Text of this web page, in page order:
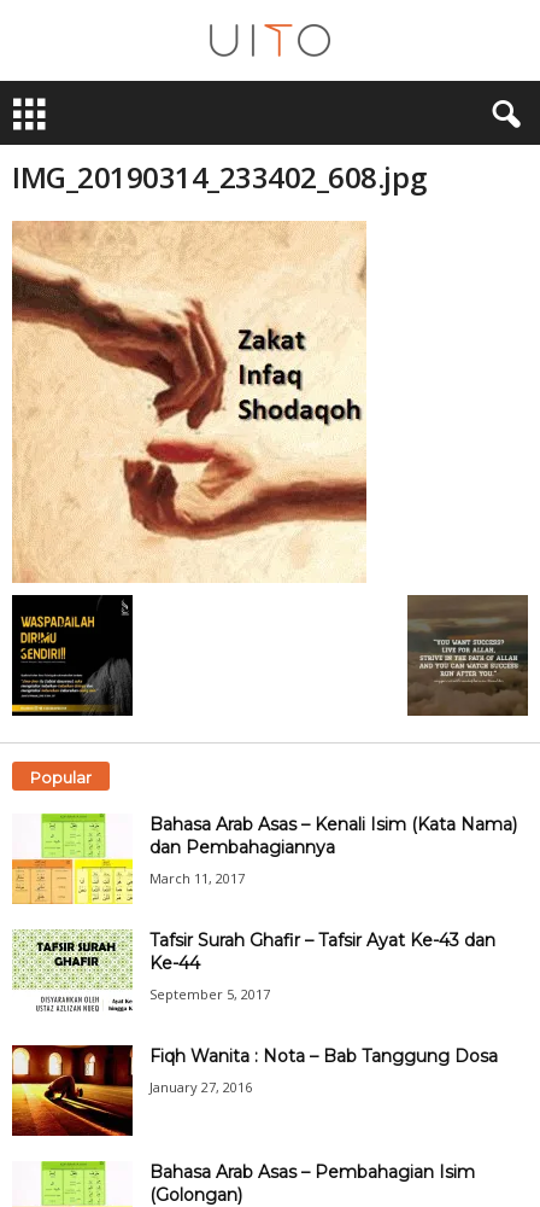
T
IMG_20190314_233402_608.jpg
Popular
Bahasa Arab Asas – Kenali Isim (Kata Nama)
dan Pembahagiannya
March 11, 2017
Tafsir Surah Ghafir – Tafsir Ayat Ke-43 dan
Ke-44
September 5, 2017
Fiqh Wanita : Nota – Bab Tanggung Dosa
January 27, 2016
Bahasa Arab Asas – Pembahagian Isim
(Golongan)